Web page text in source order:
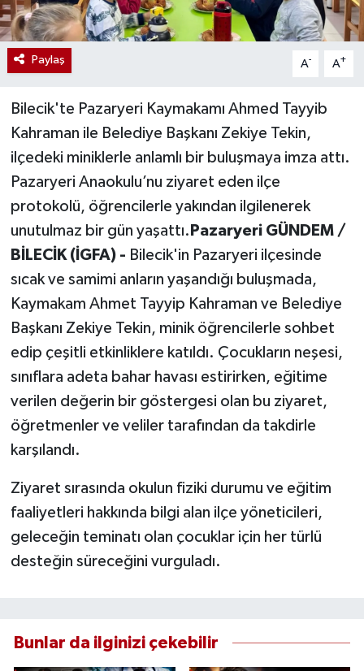
Paylaş A- A+
Bilecik'te Pazaryeri Kaymakamı Ahmed Tayyib
Kahraman ile Belediye Başkanı Zekiye Tekin,
ilçedeki miniklerle anlamlı bir buluşmaya imza attı.
Pazaryeri Anaokulu’nu ziyaret eden ilçe
protokolü, öğrencilerle yakından ilgilenerek
unutulmaz bir gün yaşattı. Pazaryeri GÜNDEM /
BİLECİK (İGFA) - Bilecik'in Pazaryeri ilçesinde
sıcak ve samimi anların yaşandığı buluşmada,
Kaymakam Ahmet Tayyip Kahraman ve Belediye
Başkanı Zekiye Tekin, minik öğrencilerle sohbet
edip çeşitli etkinliklere katıldı. Çocukların neşesi,
sınıflara adeta bahar havası estirirken, eğitime
verilen değerin bir göstergesi olan bu ziyaret,
öğretmenler ve veliler tarafından da takdirle
karşılandı.
Ziyaret sırasında okulun fiziki durumu ve eğitim
faaliyetleri hakkında bilgi alan ilçe yöneticileri,
geleceğin teminatı olan çocuklar için her türlü
desteğin süreceğini vurguladı.
Bunlar da ilginizi çekebilir